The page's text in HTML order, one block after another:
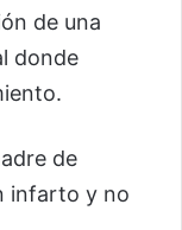
de una
donde
de
infarto y no